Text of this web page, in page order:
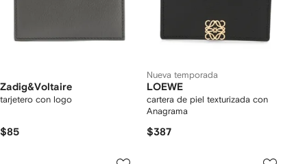
Zadig&Voltaire
tarjetero con logo
$85
Nueva temporada
LOEWE
cartera de piel texturizada con
Anagrama
$387